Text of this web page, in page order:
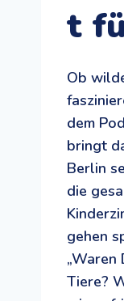
t
Ob
dem
bringt
Berlin
die
gehen
„Waren
Tiere?